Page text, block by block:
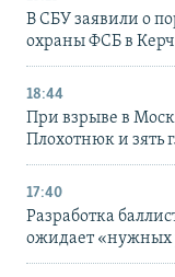
В СБУ заявили о
охраны ФСБ в
18:44
При взрыве в
Плохотнюк и зять
17:40
Разработка
ожидает «нужных